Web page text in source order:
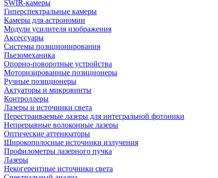
SWIR-камеры
Гиперспектральные камеры
Камеры для астрономии
Модули усилителя изображения
Аксессуары
Системы позиционирования
Пьезомеханика
Опорно-поворотные устройства
Моторизированные позиционеры
Ручные позиционеры
Актуаторы и микровинты
Контроллеры
Лазеры и источники света
Перестраиваемые лазеры для интегральной фотоники
Непрерывные волоконные лазеры
Оптические аттенюаторы
Широкополосные источники излучения
Профилометры лазерного пучка
Лазеры
Некогерентные источники света